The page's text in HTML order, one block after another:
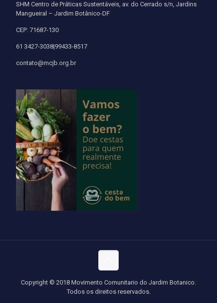
SHM Centro de Práticas Sustentáveis, av. do Cerrado s/n, Jardins
Mangueiral – Jardim Botânico-DF
CEP: 71687-130
61 3427-3038|99433-8517
contato@mcjb.org.br
Copyright © 2018 Movimento Comunitario do Jardim Botanico.
Todos os direitos reservados.